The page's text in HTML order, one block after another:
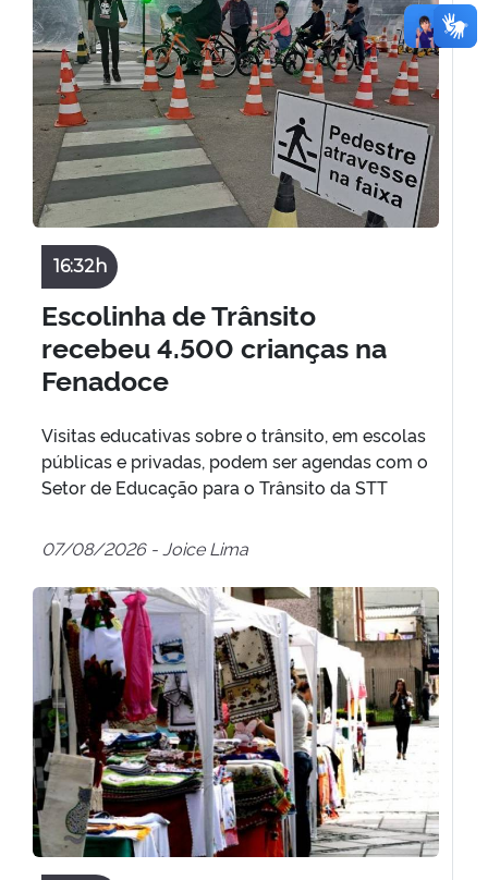
16:32h
Escolinha de Trânsito
recebeu 4.500 crianças na
Fenadoce
Visitas educativas sobre o trânsito, em escolas
públicas e privadas, podem ser agendas com o
Setor de Educação para o Trânsito da STT
07/08/2026 - Joice Lima